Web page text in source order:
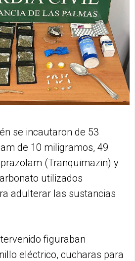
se incautaron de 53
de 10 miligramos, 49
(Tranquimazin) y
utilizados
adulterar las sustancias
figuraban
eléctrico, cucharas para